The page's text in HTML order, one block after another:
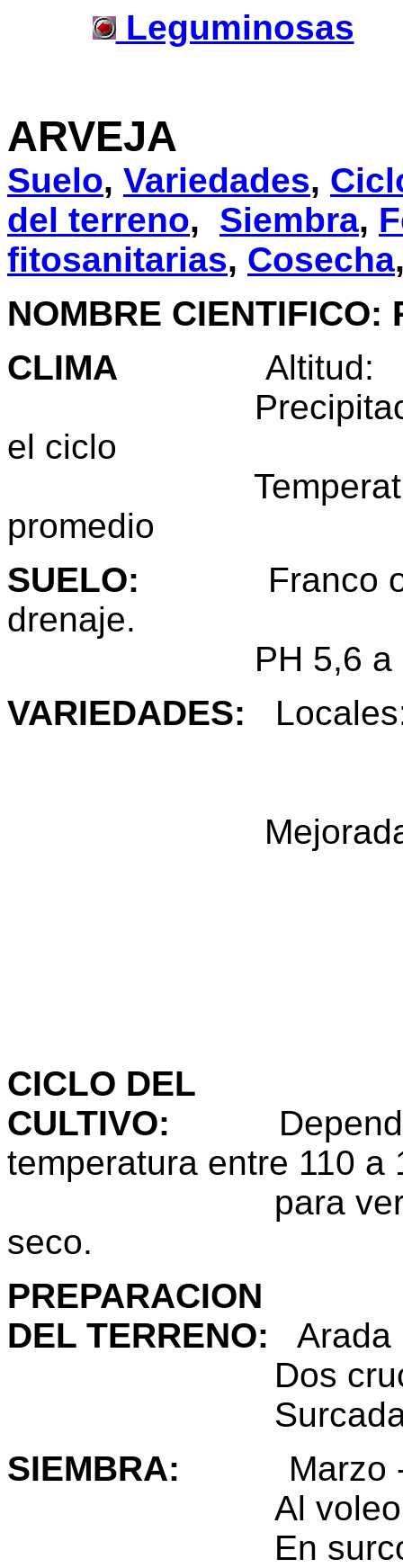
Leguminosas
ARVEJA
Suelo, Variedades,
del terreno, Siembra,
fitosanitarias, Cosecha
NOMBRE
CLIMA
Altitud:
Precipitación:
el ciclo
Temperatura:
promedio
SUELO: Franco o
drenaje.
PH 5,6 a
VARIEDADES:
Mejoradas:
CICLO DEL
CULTIVO:
temperatura entre 110 a
para verde y
seco.
PREPARACION
DEL TERRENO:
Arada
Dos cruces
Surcada entre
SIEMBRA:
Marzo -
Al voleo 100
En surcos